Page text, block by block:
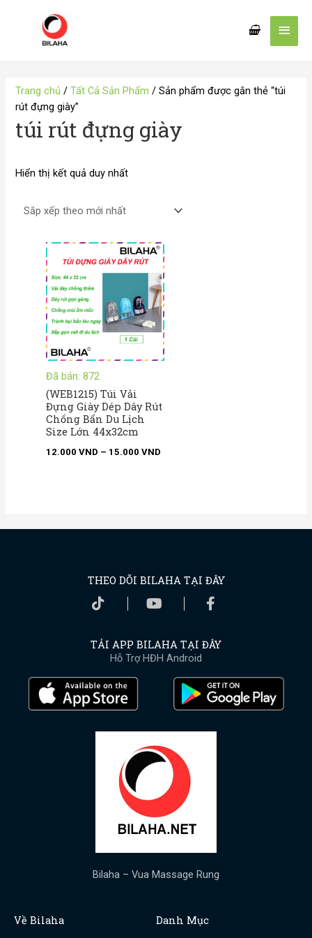
Trang chủ /Tất Cả Sản Phẩm / Sản phẩm được gắn thẻ “túi
rút đựng giày”
túi rút đựng giày
Hiển thị kết quả duy nhất
Đã bán: 872
(WEB1215) Túi Vải
Đựng Giày Dép Dây Rút
Chống Bẩn Du Lịch
Size Lớn 44x32cm
12.000VND – 15.000VND
Khoảng
giá:
từ
12.000 VND
đến
15.000 VND
THEO DÕI BILAHA TẠI ĐÂY
TẢI APP BILAHA TẠI ĐÂY
Hỗ Trợ HĐH Android
Bilaha – Vua Massage Rung
Về Bilaha Danh Mục